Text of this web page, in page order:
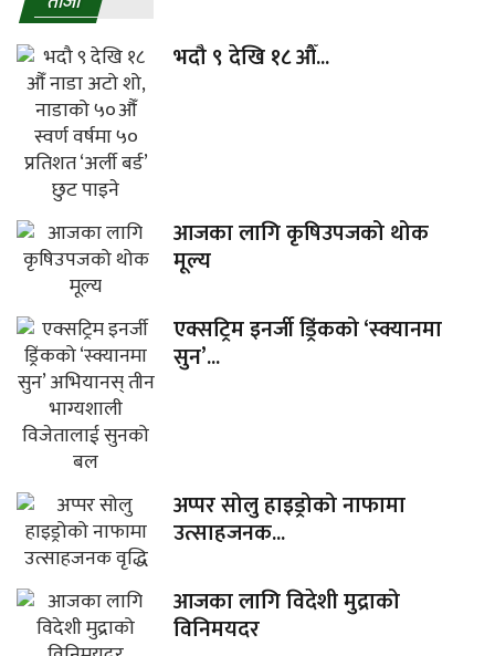
भदौ ९ देखि १८ औँ...
आजका लागि कृषिउपजको थोक
मूल्य
एक्सट्रिम इनर्जी ड्रिंकको ‘स्क्यानमा
सुन’...
अप्पर सोलु हाइड्रोको नाफामा
उत्साहजनक...
आजका लागि विदेशी मुद्राको
विनिमयदर